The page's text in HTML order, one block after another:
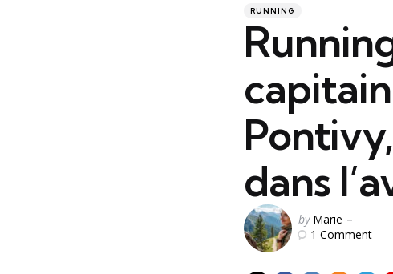
Categories
Posted
RUNNING
dans
Posted
by
by Marie
1 Comment